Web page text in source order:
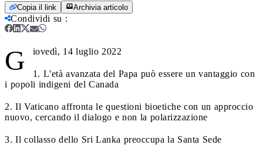
Copia il link Archivia articolo
Condividi su :
G iovedì, 14 luglio 2022
1. L'età avanzata del Papa può essere un vantaggio con
i popoli indigeni del Canada
2. Il Vaticano affronta le questioni bioetiche con un approccio
nuovo, cercando il dialogo e non la polarizzazione
3. Il collasso dello Sri Lanka preoccupa la Santa Sede